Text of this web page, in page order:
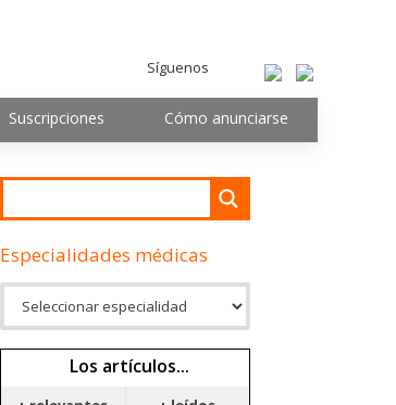
Síguenos
Suscripciones Cómo anunciarse
Especialidades médicas
Los artículos...